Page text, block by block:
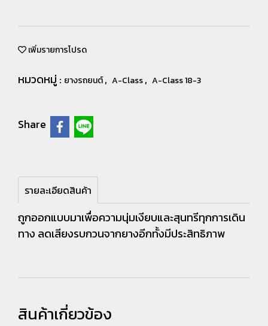
เพิ่มรายการโปรด
หมวดหมู่ : ยางรถยนต์, A-Class, A-Class 18-3
Share
รายละเอียดสินค้า
ถูกออกแบบมาเพื่อความนุ่มเงียบและสุนทรีทุกการเดิน
ทาง ลดเสียงรบกวนจากยางอีกทั้งมีประสิทธิภาพ
สินค้าเกี่ยวข้อง